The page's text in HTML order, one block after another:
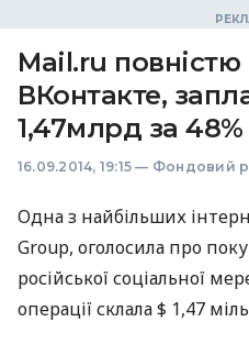
Mail.ru
ВКонтакте,
1,47млрд за 48%
16.09.2014, 19:15 — Фондовий
Одна з найбільших
Group, оголосила про
російської соціальної
операції склала $ 1,47